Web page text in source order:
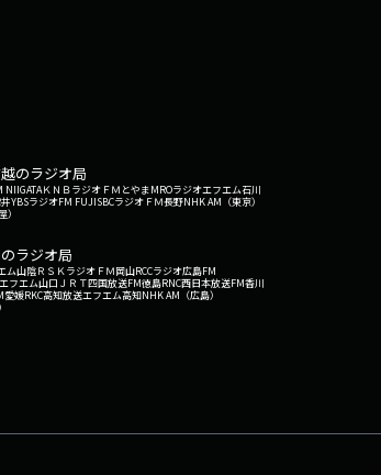
のラジオ局
NIIGATAＫＮＢラジオ ＦＭとやまMROラジオエフエム石川
YBSラジオFM FUJISBCラジオ ＦＭ長野NHK AM（東京）
ラジオ局
ム山陰ＲＳＫラジオ ＦＭ岡山RCCラジオ広島FM
エフエム山口 ＪＲＴ四国放送FM徳島RNC西日本放送FM香川
愛媛RKC高知放送エフエム高知NHK AM（広島）